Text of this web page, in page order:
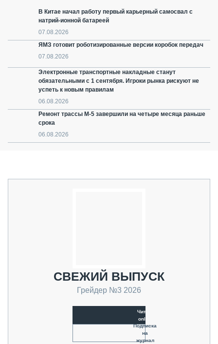
В Китае начал работу первый карьерный самосвал с
натрий-ионной батареей
07.08.2026
ЯМЗ готовит роботизированные версии коробок передач
07.08.2026
Электронные транспортные накладные станут
обязательными с 1 сентября. Игроки рынка рискуют не
успеть к новым правилам
06.08.2026
Ремонт трассы М-5 завершили на четыре месяца раньше
срока
06.08.2026
СВЕЖИЙ ВЫПУСК
Грейдер №3 2026
Читать
online
Подписка
на
журнал